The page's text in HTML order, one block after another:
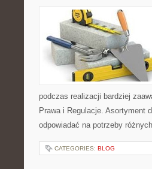
podczas realizacji bardziej
Prawa i Regulacje. Asortyment
odpowiadać na potrzeby
CATEGORIES: BLOG